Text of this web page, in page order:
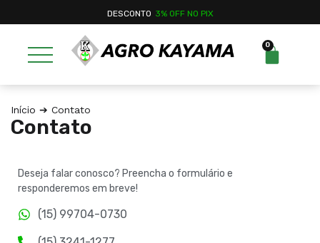
DESCONTO 3% OFF NO PIX
0
Início ➔ Contato
Contato
Deseja falar conosco? Preencha o formulário e
responderemos em breve!
(15) 99704-0730